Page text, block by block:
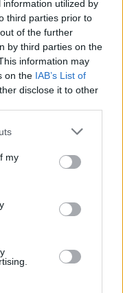
utilized by
third parties prior to
of the further
by third parties on the
information may
on the IAB’s List of
disclose it to other
my
përhapën drejt